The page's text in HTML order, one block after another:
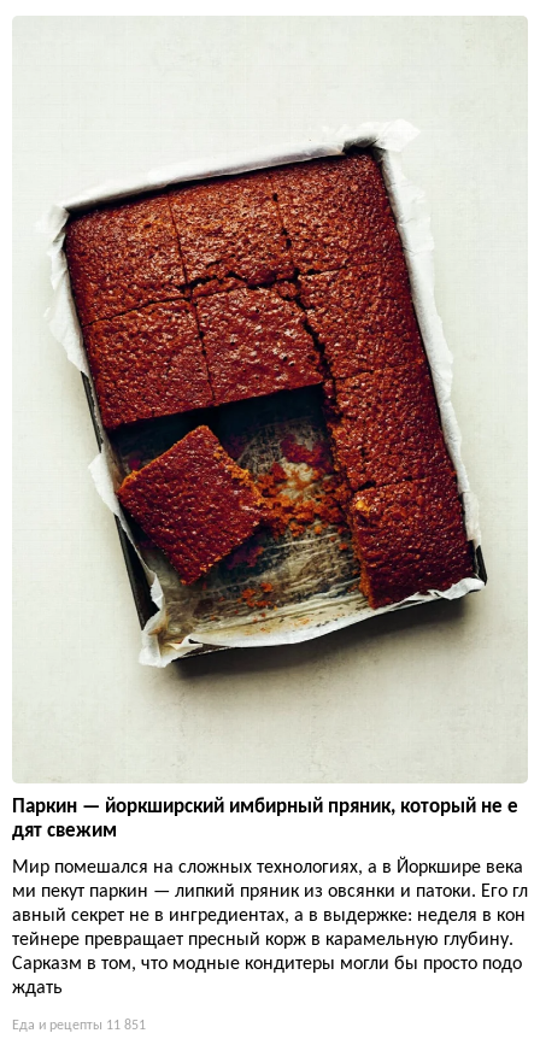
Паркин — йоркширский имбирный пряник, который не е
дят свежим
Мир помешался на сложных технологиях, а в Йоркшире века
ми пекут паркин — липкий пряник из овсянки и патоки. Его гл
авный секрет не в ингредиентах, а в выдержке: неделя в кон
тейнере превращает пресный корж в карамельную глубину.
Сарказм в том, что модные кондитеры могли бы просто подо
ждать
Еда и рецепты 11 851